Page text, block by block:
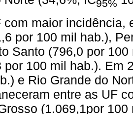
95%
com maior incidência,
por 100 mil hab.),
Santo (796,0 por
por 100 mil hab.). Em
e Rio Grande do
entre as UF
(1.069,1por